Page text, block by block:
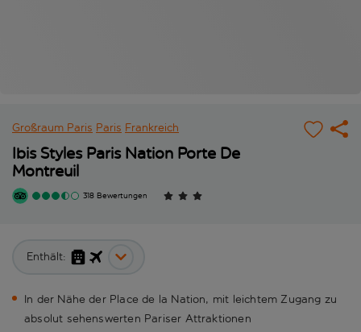
Großraum Paris Paris Frankreich
Ibis Styles Paris Nation Porte De
Montreuil
318 Bewertungen
Enthält:
In der Nähe der Place de la Nation, mit leichtem Zugang zu
absolut sehenswerten Pariser Attraktionen